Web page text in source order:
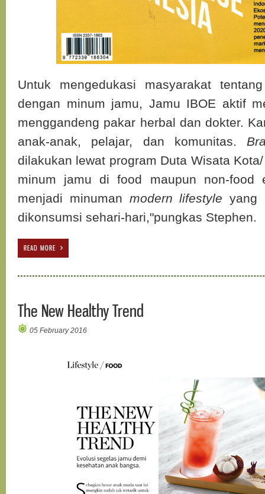
Untuk mengedukasi masyarakat
dengan minum jamu, Jamu IBOE aktif
menggandeng pakar herbal dan dokter.
anak-anak, pelajar, dan komunitas.
dilakukan lewat program Duta Wisata
minum jamu di food maupun non-food
menjadi minuman modern lifestyle yang
dikonsumsi sehari-hari,"pungkas Stephen.
READ MORE
The New Healthy Trend
05 February 2016